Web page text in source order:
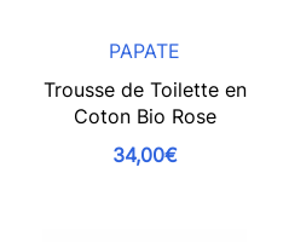
PAPATE
Trousse de Toilette en
Coton Bio Rose
34,00€